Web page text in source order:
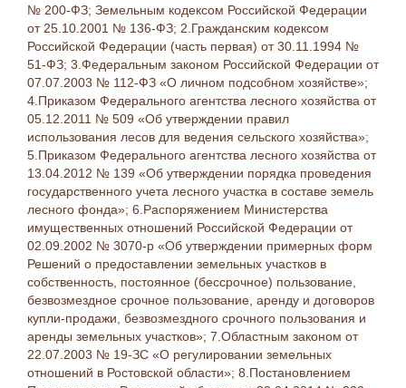
№ 200-ФЗ; Земельным кодексом Российской Федерации
от 25.10.2001 № 136-ФЗ; 2.Гражданским кодексом
Российской Федерации (часть первая) от 30.11.1994 №
51-ФЗ; 3.Федеральным законом Российской Федерации от
07.07.2003 № 112-ФЗ «О личном подсобном хозяйстве»;
4.Приказом Федерального агентства лесного хозяйства от
05.12.2011 № 509 «Об утверждении правил
использования лесов для ведения сельского хозяйства»;
5.Приказом Федерального агентства лесного хозяйства от
13.04.2012 № 139 «Об утверждении порядка проведения
государственного учета лесного участка в составе земель
лесного фонда»; 6.Распоряжением Министерства
имущественных отношений Российской Федерации от
02.09.2002 № 3070-р «Об утверждении примерных форм
Решений о предоставлении земельных участков в
собственность, постоянное (бессрочное) пользование,
безвозмездное срочное пользование, аренду и договоров
купли-продажи, безвозмездного срочного пользования и
аренды земельных участков»; 7.Областным законом от
22.07.2003 № 19-ЗС «О регулировании земельных
отношений в Ростовской области»; 8.Постановлением